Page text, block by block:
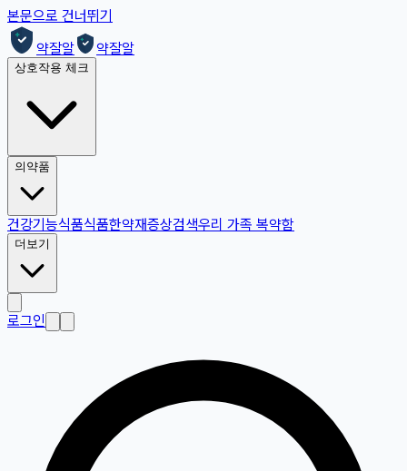
본문으로 건너뛰기
약잘알
약잘알
상호작용 체크
의약품
건강기능식품식품한약재증상검색우리 가족 복약함
더보기
로그인